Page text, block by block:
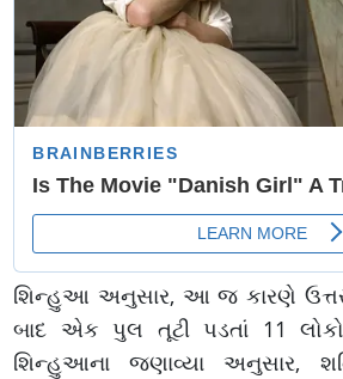
શિન્હુઆ અનુસાર, આ જ કારણે ઉત્તર
બાદ એક પુલ તૂટી પડતાં 11
શિન્હુઆના જણાવ્યા અનુસાર,